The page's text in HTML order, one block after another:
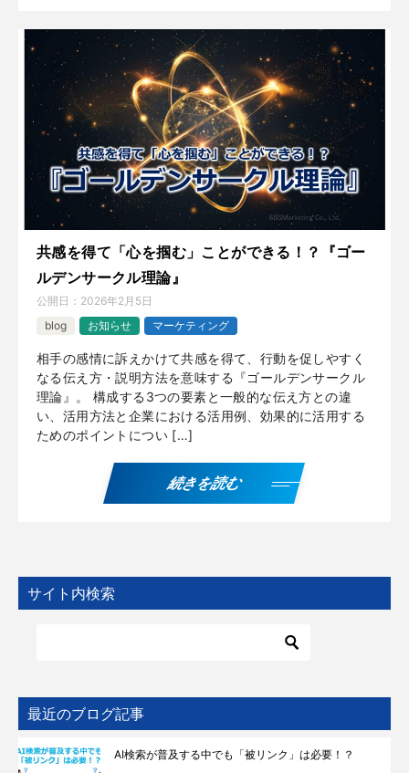
共感を得て「心を掴む」ことができる！？『ゴー
ルデンサークル理論』
公開日： 2026年2月5日
blog
お知らせ マーケティング
相手の感情に訴えかけて共感を得て、行動を促しやすく
なる伝え方・説明方法を意味する『ゴールデンサークル
理論』。 構成する3つの要素と一般的な伝え方との違
い、活用方法と企業における活用例、効果的に活用する
ためのポイントについ […]
続きを読む
サイト内検索
最近のブログ記事
AI検索が普及する中でも「被リンク」は必要！？